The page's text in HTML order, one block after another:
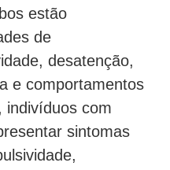
estão
de
desatenção,
e comportamentos
indivíduos com
sintomas